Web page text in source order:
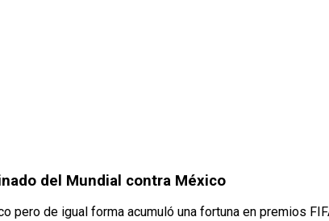
del Mundial contra México
pero de igual forma acumuló una fortuna en premios